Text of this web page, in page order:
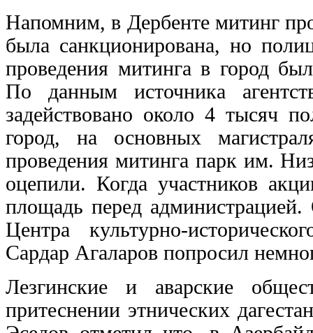
Напомним, в Дербенте митинг
была санкционирована, но
проведения митинга в город
По данным источника
задействовано около 4 тысяч
город, на основных
проведения митинга парк им.
оцепили. Когда участников
площадь перед
Центра культурно-
Сардар Агаларов попросил
Лезгинские и аварские
притеснении этнических